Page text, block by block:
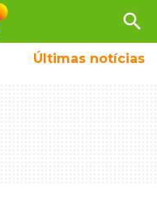
search
Últimas notícias